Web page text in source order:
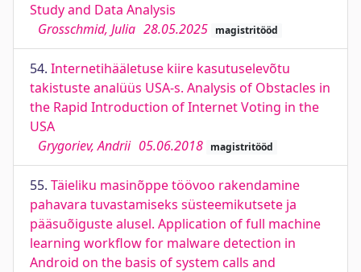
Study and Data Analysis
Grosschmid, Julia 28.05.2025 magistritööd
54. Internetihääletuse kiire kasutuselevõtu
takistuste analüüs USA-s. Analysis of Obstacles in
the Rapid Introduction of Internet Voting in the
USA
Grygoriev, Andrii 05.06.2018 magistritööd
55. Täieliku masinõppe töövoo rakendamine
pahavara tuvastamiseks süsteemikutsete ja
pääsuõiguste alusel. Application of full machine
learning workflow for malware detection in
Android on the basis of system calls and